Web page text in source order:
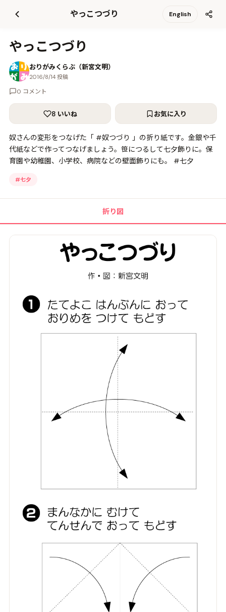
やっこつづり English
やっこつづり
おりがみくらぶ（新宮文明）
2016/8/14 投稿
0 コメント
8 いいね お気に入り
奴さんの変形をつなげた「 #奴つづり 」の折り紙です。金銀や千
代紙などで作ってつなげましょう。笹につるして七夕飾りに。保
育園や幼稚園、小学校、病院などの壁面飾りにも。 #七夕
#七夕
折り図